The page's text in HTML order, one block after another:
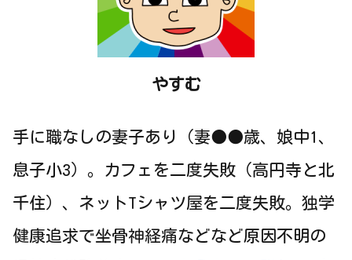
やすむ
手に職なしの妻子あり（妻●●歳、娘中1、
息子小3）。カフェを二度失敗（高円寺と北
千住）、ネットTシャツ屋を二度失敗。独学
健康追求で坐骨神経痛などなど原因不明の